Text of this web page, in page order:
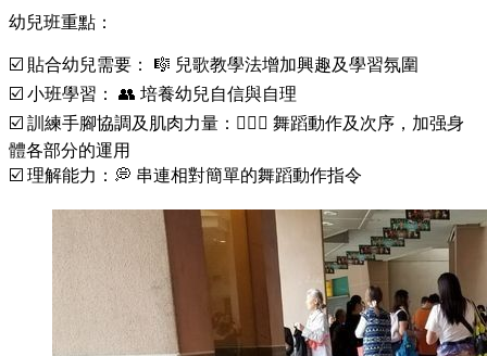
幼兒班重點：
☑️ 貼合幼兒需要： 🎼 兒歌教學法增加興趣及學習氛圍
☑️ 小班學習： 👥 培養幼兒自信與自理
☑️ 訓練手腳協調及肌肉力量：🙆🏻‍♀️ 舞蹈動作及次序，加强身
體各部分的運用
☑️ 理解能力：💭 串連相對簡單的舞蹈動作指令